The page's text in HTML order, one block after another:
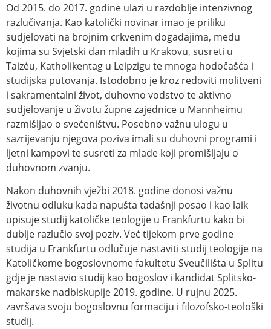
Od 2015. do 2017. godine ulazi u razdoblje intenzivnog
razlučivanja. Kao katolički novinar imao je priliku
sudjelovati na brojnim crkvenim događajima, među
kojima su Svjetski dan mladih u Krakovu, susreti u
Taizéu, Katholikentag u Leipzigu te mnoga hodočašća i
studijska putovanja. Istodobno je kroz redoviti molitveni
i sakramentalni život, duhovno vodstvo te aktivno
sudjelovanje u životu župne zajednice u Mannheimu
razmišljao o svećeništvu. Posebno važnu ulogu u
sazrijevanju njegova poziva imali su duhovni programi i
ljetni kampovi te susreti za mlade koji promišljaju o
duhovnom zvanju.
Nakon duhovnih vježbi 2018. godine donosi važnu
životnu odluku kada napušta tadašnji posao i kao laik
upisuje studij katoličke teologije u Frankfurtu kako bi
dublje razlučio svoj poziv. Već tijekom prve godine
studija u Frankfurtu odlučuje nastaviti studij teologije na
Katoličkome bogoslovnome fakultetu Sveučilišta u Splitu
gdje je nastavio studij kao bogoslov i kandidat Splitsko-
makarske nadbiskupije 2019. godine. U rujnu 2025.
završava svoju bogoslovnu formaciju i filozofsko-teološki
studij.